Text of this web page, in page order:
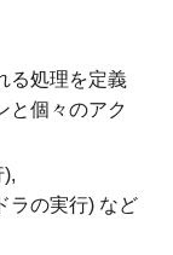
る処理を定義
と個々のアク
ラの実行) など